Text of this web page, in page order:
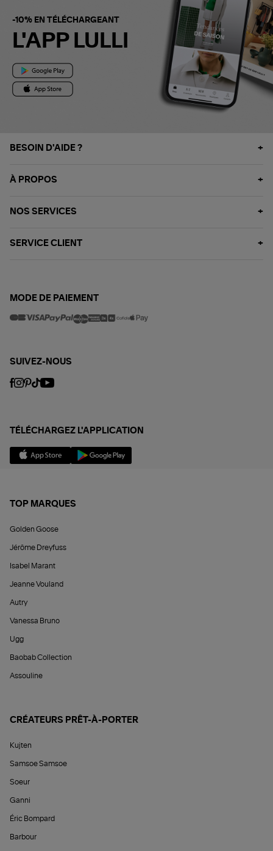
-10% EN TÉLÉCHARGEANT
L'APP LULLI
BESOIN D'AIDE ?
À PROPOS
NOS SERVICES
SERVICE CLIENT
MODE DE PAIEMENT
SUIVEZ-NOUS
TÉLÉCHARGEZ L'APPLICATION
TOP MARQUES
Golden Goose
Jérôme Dreyfuss
Isabel Marant
Jeanne Vouland
Autry
Vanessa Bruno
Ugg
Baobab Collection
Assouline
CRÉATEURS PRÊT-À-PORTER
Kujten
Samsoe Samsoe
Soeur
Ganni
Éric Bompard
Barbour